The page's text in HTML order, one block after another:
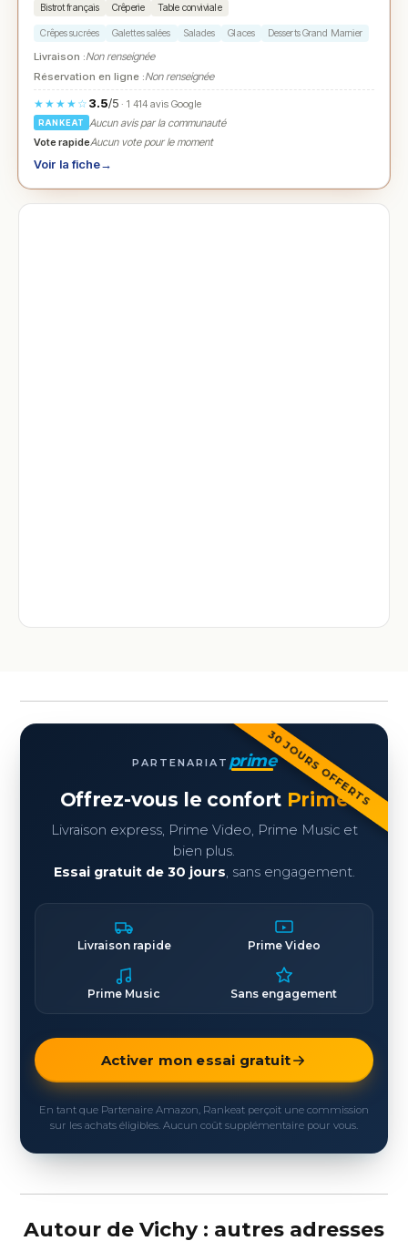
Bistrot français Crêperie Table conviviale
Crêpes sucrées Galettes salées Salades Glaces Desserts Grand Marnier
Livraison :Non renseignée
Réservation en ligne :Non renseignée
★★★★☆ 3.5/5· 1 414 avis Google
RANKEAT
Aucun avis par la communauté
Vote rapideAucun vote pour le moment
Voir la fiche→
30 JOURS OFFERTS
PARTENARIAT prime
Offrez-vous le confort Prime
Livraison express, Prime Video, Prime Music et
bien plus.
Essai gratuit de 30 jours, sans engagement.
Livraison rapide Prime Video
Prime Music Sans engagement
Activer mon essai gratuit
En tant que Partenaire Amazon, Rankeat perçoit une commission
sur les achats éligibles. Aucun coût supplémentaire pour vous.
Autour de Vichy : autres adresses